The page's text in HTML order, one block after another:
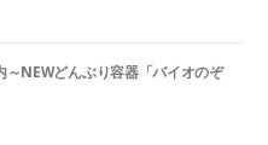
～NEWどんぶり容器「バイオのぞ